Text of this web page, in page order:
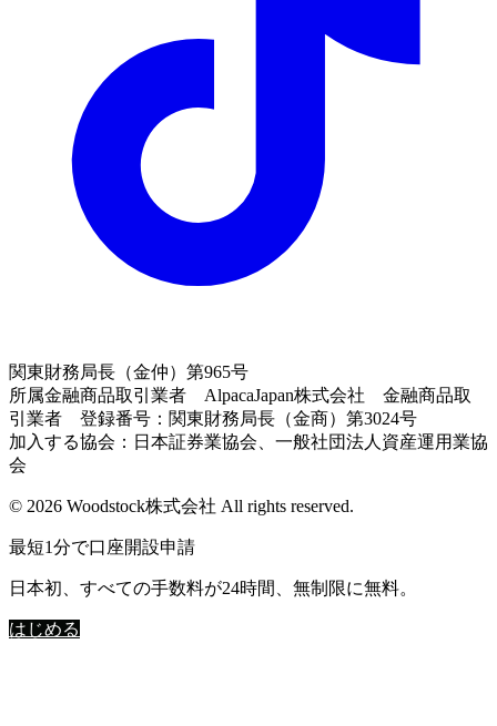
関東財務局長（金仲）第965号
所属金融商品取引業者 AlpacaJapan株式会社 金融商品取
引業者 登録番号：関東財務局長（金商）第3024号
加入する協会：日本証券業協会、一般社団法人資産運用業協
会
© 2026 Woodstock株式会社 All rights reserved.
最短1分で口座開設申請
日本初、すべての手数料が24時間、無制限に無料。
はじめる